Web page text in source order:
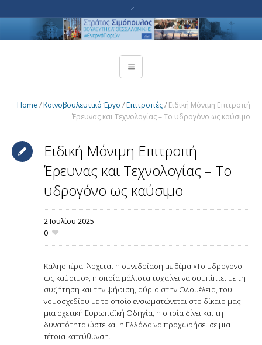
Home /Κοινοβουλευτικό Έργο /Επιτροπές/ Ειδική Μόνιμη Επιτροπή
Έρευνας και Τεχνολογίας – Το υδρογόνο ως καύσιμο
Ειδική Μόνιμη Επιτροπή
Έρευνας και Τεχνολογίας – Το
υδρογόνο ως καύσιμο
2 Ιουλίου 2025
0
Καλησπέρα. Άρχεται η συνεδρίαση με θέμα «Το υδρογόνο
ως καύσιμο», η οποία μάλιστα τυχαίνει να συμπίπτει με τη
συζήτηση και την ψήφιση, αύριο στην Ολομέλεια, του
νομοσχεδίου με το οποίο ενσωματώνεται στο δίκαιο μας
μια σχετική Ευρωπαϊκή Οδηγία, η οποία δίνει και τη
δυνατότητα ώστε και η Ελλάδα να προχωρήσει σε μια
τέτοια κατεύθυνση.